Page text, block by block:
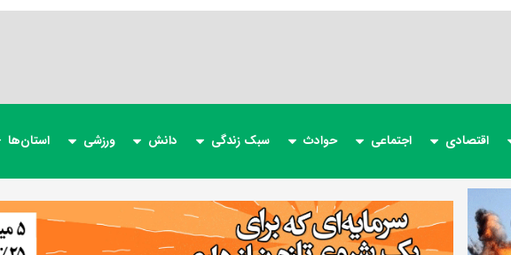
اقتصادی اجتماعی حوادث سبک زندگی دانش ورزشی استان‌ها